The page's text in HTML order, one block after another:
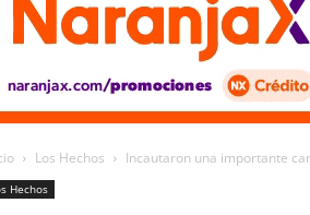
Los Hechos Incautaron una importante
Hechos